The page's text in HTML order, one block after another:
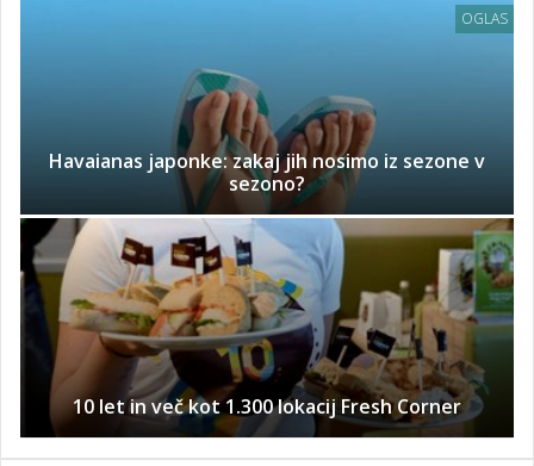
OGLAS
Havaianas japonke: zakaj jih nosimo iz sezone v
sezono?
10 let in več kot 1.300 lokacij Fresh Corner